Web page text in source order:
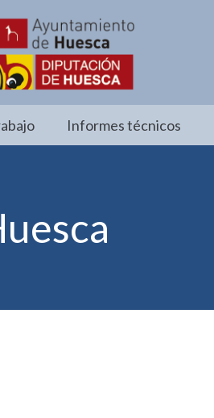
Informes técnicos